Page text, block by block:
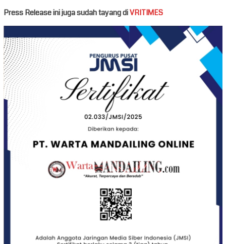
Press Release ini juga sudah tayang diVRITIMES